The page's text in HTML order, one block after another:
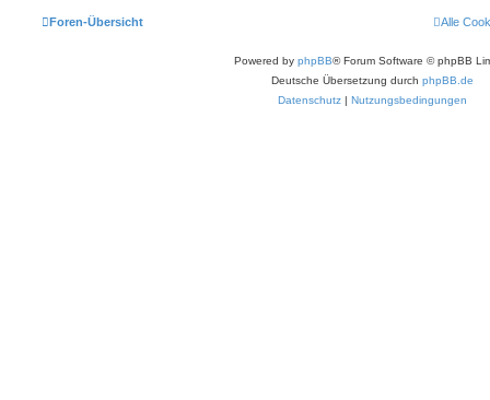
Foren-Übersicht Alle
Powered by phpBB® Forum Software © phpBB
Deutsche Übersetzung durch phpBB.de
Datenschutz | Nutzungsbedingungen